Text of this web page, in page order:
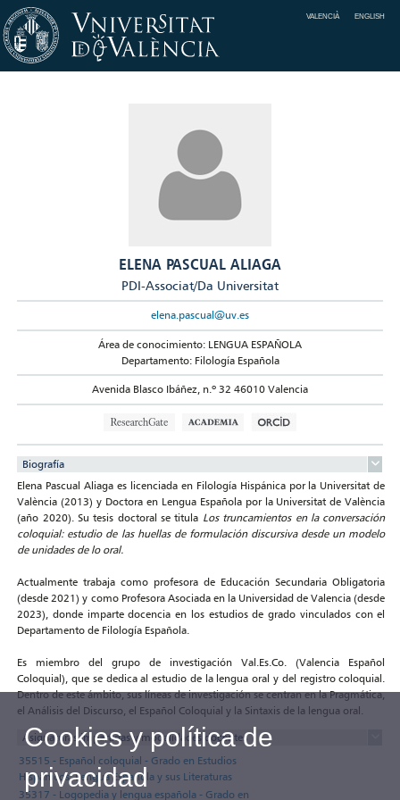
VALENCIÀ ENGLISH
ELENA PASCUAL ALIAGA
PDI-Associat/Da Universitat
elena.pascual@uv.es
Área de conocimiento: LENGUA ESPAÑOLA
Departamento: Filología Española
Avenida Blasco Ibáñez, n.º 32 46010 Valencia
Biografía
Elena Pascual Aliaga es licenciada en Filología Hispánica por la Universitat de
València (2013) y Doctora en Lengua Española por la Universitat de València
(año 2020). Su tesis doctoral se titula Los truncamientos en la conversación
coloquial: estudio de las huellas de formulación discursiva desde un modelo
de unidades de lo oral.
Actualmente trabaja como profesora de Educación Secundaria Obligatoria
(desde 2021) y como Profesora Asociada en la Universidad de Valencia (desde
2023), donde imparte docencia en los estudios de grado vinculados con el
Departamento de Filología Española.
Es miembro del grupo de investigación Val.Es.Co. (Valencia Español
Coloquial), que se dedica al estudio de la lengua oral y del registro coloquial.
Dentro de este ámbito, sus líneas de investigación se centran en la Pragmática,
el Análisis del Discurso, el Español Coloquial y la Sintaxis de la lengua oral.
Asignaturas impartidas y modalidades docentes
35515 - Español coloquial - Grado en Estudios
Hispánicos: Lengua Española y sus Literaturas
35317 - Logopedia y lengua española - Grado en
Cookies y política de
privacidad